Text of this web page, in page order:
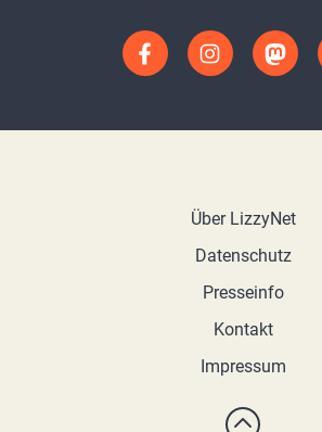
Über LizzyNet
Datenschutz
Presseinfo
Kontakt
Impressum